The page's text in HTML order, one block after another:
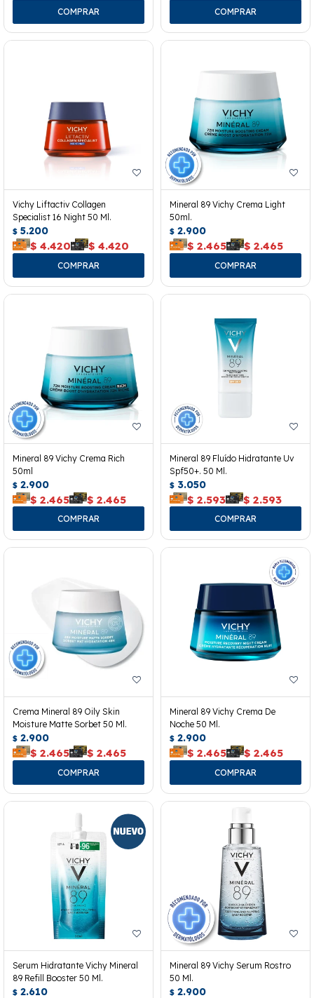
Vichy Liftactiv Collagen
Specialist 16 Night 50 Ml.
$ 5.200
$ 4.420 $ 4.420
Mineral 89 Vichy Crema Light
50ml.
$ 2.900
$ 2.465 $ 2.465
Mineral 89 Vichy Crema Rich
50ml
$ 2.900
$ 2.465 $ 2.465
Mineral 89 Fluído Hidratante Uv
Spf50+. 50 Ml.
$ 3.050
$ 2.593 $ 2.593
Crema Mineral 89 Oily Skin
Moisture Matte Sorbet 50 Ml.
$ 2.900
$ 2.465 $ 2.465
Mineral 89 Vichy Crema De
Noche 50 Ml.
$ 2.900
$ 2.465 $ 2.465
Serum Hidratante Vichy Mineral
89 Refill Booster 50 Ml.
$ 2.610
Mineral 89 Vichy Serum Rostro
50 Ml.
$ 2.900